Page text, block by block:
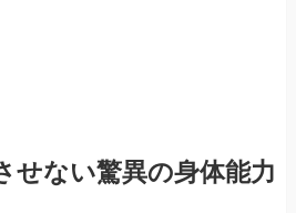
せない驚異の身体能力